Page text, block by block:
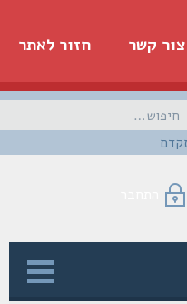
חזור לאתר קשר
התחבר